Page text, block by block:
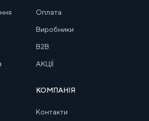
Оплата
Виробники
B2B
АКЦІЇ
КОМПАНІЯ
Контакти